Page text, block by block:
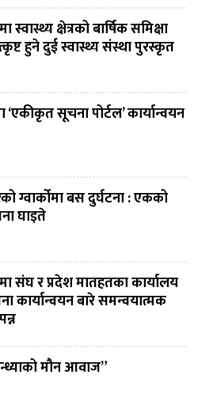
क्षेत्रको बार्षिक समिक्षा
हुने दुई स्वास्थ्य संस्था पुरस्कृत
‘एकीकृत सूचना पोर्टल’ कार्यान्वयन
ग्वार्कोमा बस दुर्घटना : एकको
घाइते
संघ र प्रदेश मातहतका कार्यालय
कार्यान्वयन बारे समन्वयात्मक
मौन आवाज”